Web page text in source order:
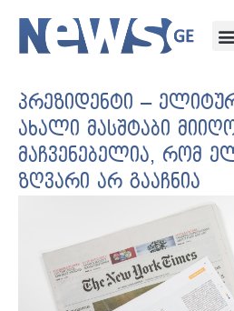
პრეზიდენტი –
ახალი მასშტაბი
მაჩვენებელია, რომ
ზღვარი არ გააჩნია